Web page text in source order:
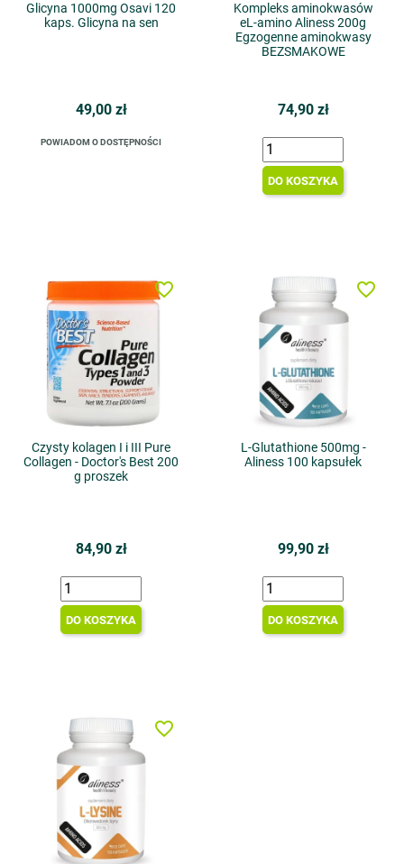
Glicyna 1000mg Osavi 120
kaps. Glicyna na sen
49,00 zł
POWIADOM O DOSTĘPNOŚCI
Kompleks aminokwasów
eL-amino Aliness 200g
Egzogenne aminokwasy
BEZSMAKOWE
74,90 zł
DO KOSZYKA
Czysty kolagen I i III Pure
Collagen - Doctor's Best 200
g proszek
84,90 zł
DO KOSZYKA
favorite_border
L-Glutathione 500mg -
Aliness 100 kapsułek
99,90 zł
DO KOSZYKA
favorite_border
favorite_border